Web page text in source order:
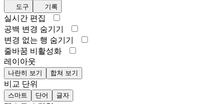
도구 기록
실시간 편집
공백 변경 숨기기
변경 없는 행 숨기기
줄바꿈 비활성화
레이아웃
나란히 보기 합쳐 보기
비교 단위
스마트 단어 글자